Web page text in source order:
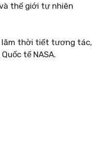
thế giới tự nhiên
lãm thời tiết tương tác,
tế NASA.